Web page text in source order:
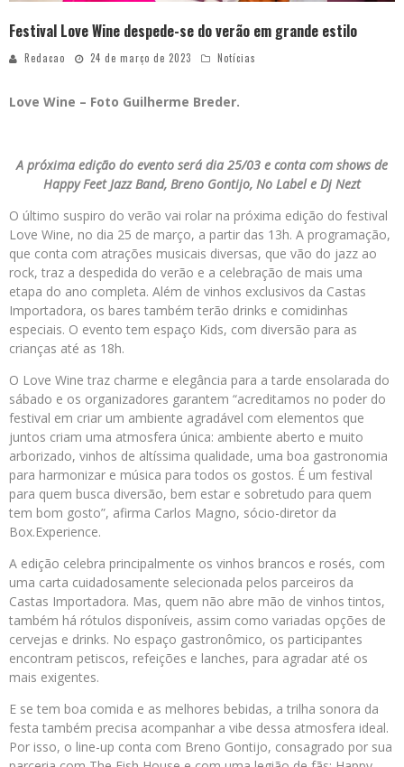
Festival Love Wine despede-se do verão em grande estilo
Redacao 24 de março de 2023 Notícias
Love Wine – Foto Guilherme Breder.
A próxima edição do evento será dia 25/03 e conta com shows de
Happy Feet Jazz Band, Breno Gontijo, No Label e Dj Nezt
O último suspiro do verão vai rolar na próxima edição do festival
Love Wine, no dia 25 de março, a partir das 13h. A programação,
que conta com atrações musicais diversas, que vão do jazz ao
rock, traz a despedida do verão e a celebração de mais uma
etapa do ano completa. Além de vinhos exclusivos da Castas
Importadora, os bares também terão drinks e comidinhas
especiais. O evento tem espaço Kids, com diversão para as
crianças até as 18h.
O Love Wine traz charme e elegância para a tarde ensolarada do
sábado e os organizadores garantem “acreditamos no poder do
festival em criar um ambiente agradável com elementos que
juntos criam uma atmosfera única: ambiente aberto e muito
arborizado, vinhos de altíssima qualidade, uma boa gastronomia
para harmonizar e música para todos os gostos. É um festival
para quem busca diversão, bem estar e sobretudo para quem
tem bom gosto”, afirma Carlos Magno, sócio-diretor da
Box.Experience.
A edição celebra principalmente os vinhos brancos e rosés, com
uma carta cuidadosamente selecionada pelos parceiros da
Castas Importadora. Mas, quem não abre mão de vinhos tintos,
também há rótulos disponíveis, assim como variadas opções de
cervejas e drinks. No espaço gastronômico, os participantes
encontram petiscos, refeições e lanches, para agradar até os
mais exigentes.
E se tem boa comida e as melhores bebidas, a trilha sonora da
festa também precisa acompanhar a vibe dessa atmosfera ideal.
Por isso, o line-up conta com Breno Gontijo, consagrado por sua